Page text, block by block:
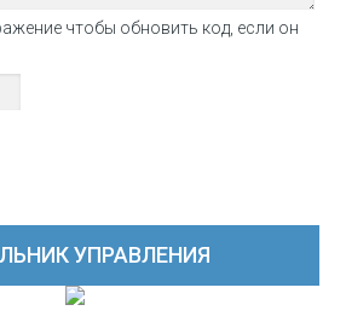
УПРАВЛЕНИЯ